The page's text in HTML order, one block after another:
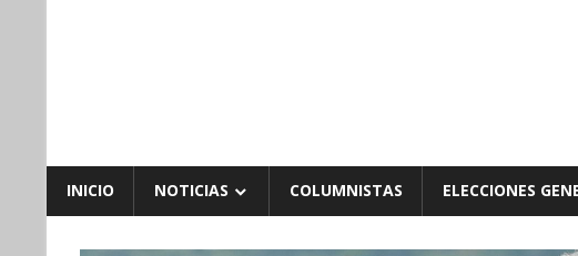
INICIO NOTICIAS COLUMNISTAS ELECCIONES